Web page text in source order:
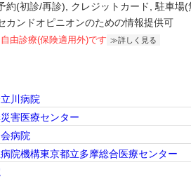
約(初診/再診) クレジットカード 駐車場(
カンドオピニオンのための情報提供可
由診療(保険適用外)です 詳しく見る
川病院
害医療センター
病院
院機構東京都立多摩総合医療センター